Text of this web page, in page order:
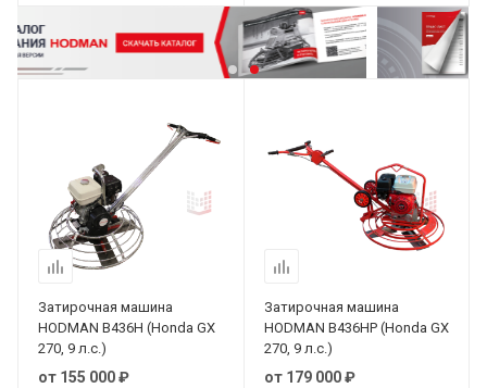
Затирочная машина
HODMAN B436H (Honda GX
270, 9 л.с.)
от 155 000 ₽
Затирочная машина
HODMAN B436HP (Honda GX
270, 9 л.с.)
от 179 000 ₽